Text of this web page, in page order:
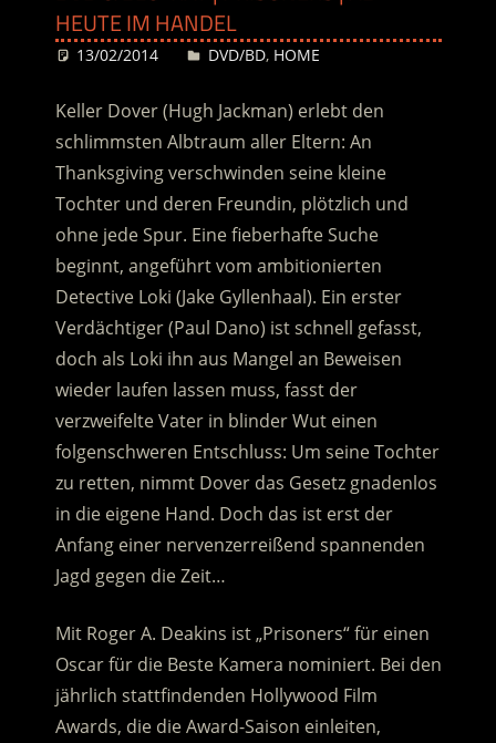
HEUTE IM HANDEL
13/02/2014 Desiree
DVD/BD, HOME
Keller Dover (Hugh Jackman) erlebt den
schlimmsten Albtraum aller Eltern: An
Thanksgiving verschwinden seine kleine
Tochter und deren Freundin, plötzlich und
ohne jede Spur. Eine fieberhafte Suche
beginnt, angeführt vom ambitionierten
Detective Loki (Jake Gyllenhaal). Ein erster
Verdächtiger (Paul Dano) ist schnell gefasst,
doch als Loki ihn aus Mangel an Beweisen
wieder laufen lassen muss, fasst der
verzweifelte Vater in blinder Wut einen
folgenschweren Entschluss: Um seine Tochter
zu retten, nimmt Dover das Gesetz gnadenlos
in die eigene Hand. Doch das ist erst der
Anfang einer nervenzerreißend spannenden
Jagd gegen die Zeit…
Mit Roger A. Deakins ist „Prisoners“ für einen
Oscar für die Beste Kamera nominiert. Bei den
jährlich stattfindenden Hollywood Film
Awards, die die Award-Saison einleiten,